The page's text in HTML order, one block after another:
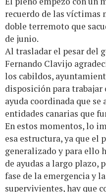
recuerdo de las víctimas
doble terremoto que
de junio.
Al trasladar el pesar del
Fernando Clavijo
los cabildos,
disposición para trabajar
ayuda coordinada que se
entidades canarias que
En estos momentos, lo
esa estructura, ya que el
generalizado y para ello
de ayudas a largo plazo,
fase de la emergencia y
supervivientes, hay que